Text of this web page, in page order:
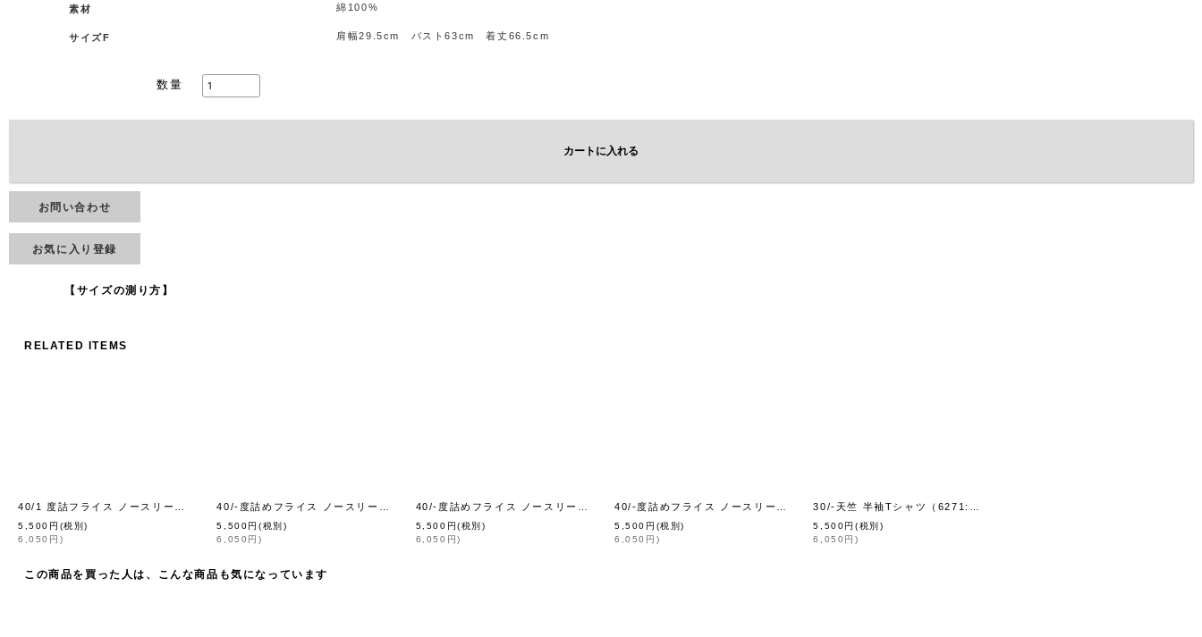
素材 綿100%
サイズF 肩幅29.5cm バスト63cm 着丈66.5cm
数量
カートに入れる
お問い合わせ
お気に入り登録
【サイズの測り方】
RELATED ITEMS
[homspun]
5,500 円 (税別)
6,050 円 )
[homspun
5,500円 (税別)
6,050 円 )
[homspun
5,500 円(税別)
6,050 円)
[homspun
5,500 円 (税別)
6,050 円 )
5,500円 (税別)
6,050 円 )
この商品を買った人は、こんな商品も気になっています